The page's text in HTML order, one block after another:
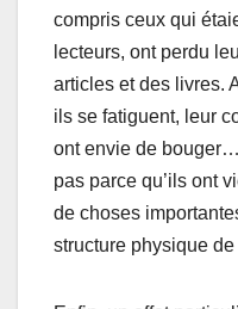
compris ceux qui
lecteurs, ont perdu
articles et des livres.
ils se fatiguent, leur
ont envie de bouger…
pas parce qu’ils ont
de choses
structure physique